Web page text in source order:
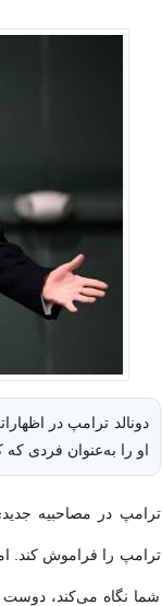
دونالد ترامپ در
او را به‌عنوان فردی که
ترامپ در مصاحبیه
ترامپ را فراموش کند.
شما نگاه می‌کند، دوست